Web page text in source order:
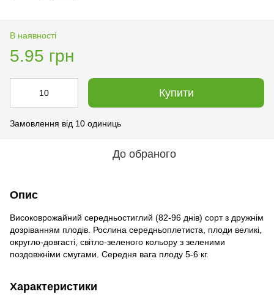
В наявності
5.95 грн
Купити
Замовлення від 10 одиниць
До обраного
Опис
Високоврожайний середньостиглий (82-96 днів) сорт з дружнім
дозріванням плодів. Рослина середньоплетиста, плоди великі,
округло-довгасті, світло-зеленого кольору з зеленими
поздовжніми смугами. Середня вага плоду 5-6 кг.
Характеристики